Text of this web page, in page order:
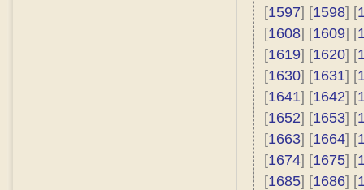
[1597] [1598] [
[1608] [1609] [
[1619] [1620] [
[1630] [1631] [
[1641] [1642] [
[1652] [1653] [
[1663] [1664] [
[1674] [1675] [
[1685] [1686] [